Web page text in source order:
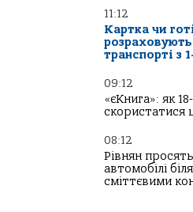
11:12
Картка чи
транспорті з
09:12
«єКнига»: як
скористатися
08:12
Рівнян
автомобілі
сміттєвими